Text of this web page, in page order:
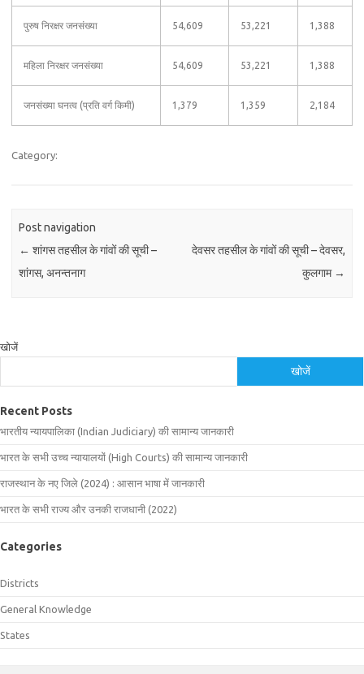
पुरुष निरक्षर जनसंख्या 54,609 53,221 1,388
महिला निरक्षर जनसंख्या 54,609 53,221 1,388
जनसंख्या घनत्व (प्रति वर्ग किमी) 1,379 1,359 2,184
Category:
Post navigation
← शांगस तहसील के गांवों की सूची –
शांगस, अनन्तनाग
देवसर तहसील के गांवों की सूची – देवसर,
कुलगाम →
खोजें
खोजें
Recent Posts
भारतीय न्यायपालिका (Indian Judiciary) की सामान्य जानकारी
भारत के सभी उच्च न्यायालयों (High Courts) की सामान्य जानकारी
राजस्थान के नए जिले (2024) : आसान भाषा में जानकारी
भारत के सभी राज्य और उनकी राजधानी (2022)
Categories
Districts
General Knowledge
States